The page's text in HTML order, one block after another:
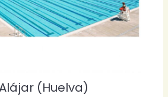
(Huelva)